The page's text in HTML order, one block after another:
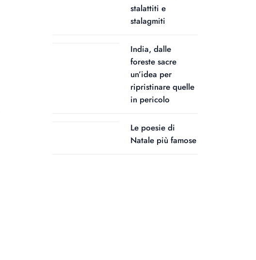
stalattiti e
stalagmiti
India, dalle
foreste sacre
un’idea per
ripristinare quelle
in pericolo
Le poesie di
Natale più famose